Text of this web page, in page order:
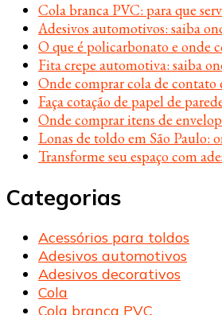
Cola branca PVC: para que
Adesivos automotivos: saiba
O que é policarbonato e onde
Fita crepe automotiva: saiba
Onde comprar cola de contato
Faça cotação de papel de
Onde comprar itens de
Lonas de toldo em São Paulo:
Transforme seu espaço com
Categorias
Acessórios para toldos
Adesivos automotivos
Adesivos decorativos
Cola
Cola branca PVC